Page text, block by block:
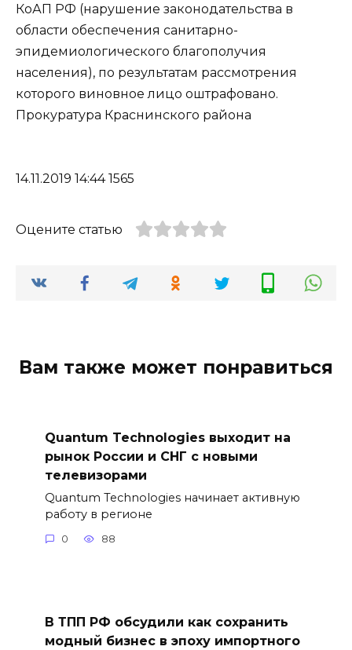
КоАП РФ (нарушение законодательства в
области обеспечения санитарно-
эпидемиологического благополучия
населения), по результатам рассмотрения
которого виновное лицо оштрафовано.
Прокуратура Краснинского района
14.11.2019 14:44 1565
Оцените статью
Вам также может понравиться
Quantum Technologies выходит на
рынок России и СНГ с новыми
телевизорами
Quantum Technologies начинает активную
работу в регионе
0 88
В ТПП РФ обсудили как сохранить
модный бизнес в эпоху импортного